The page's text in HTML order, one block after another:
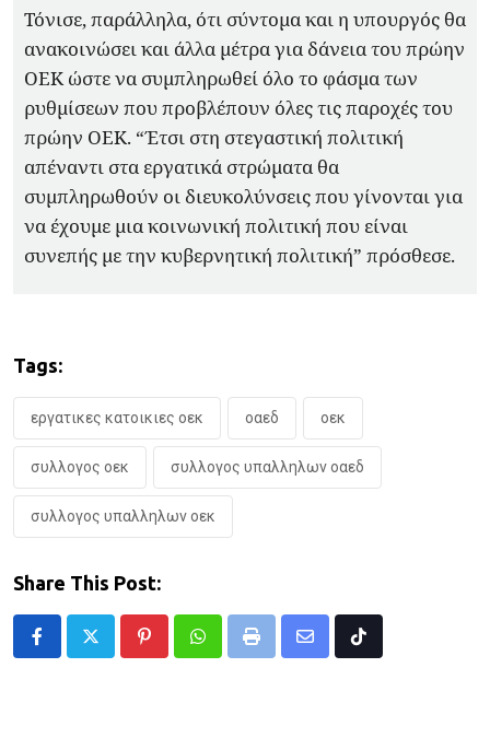
Τόνισε, παράλληλα, ότι σύντομα και η υπουργός θα
ανακοινώσει και άλλα μέτρα για δάνεια του πρώην
ΟΕΚ ώστε να συμπληρωθεί όλο το φάσμα των
ρυθμίσεων που προβλέπουν όλες τις παροχές του
πρώην ΟΕΚ. “Έτσι στη στεγαστική πολιτική
απέναντι στα εργατικά στρώματα θα
συμπληρωθούν οι διευκολύνσεις που γίνονται για
να έχουμε μια κοινωνική πολιτική που είναι
συνεπής με την κυβερνητική πολιτική” πρόσθεσε.
Tags:
εργατικες κατοικιες οεκ οαεδ οεκ
συλλογος οεκ συλλογος υπαλληλων οαεδ
συλλογος υπαλληλων οεκ
Share This Post:
PinterestWhatsappPrint
Share
Tiktok